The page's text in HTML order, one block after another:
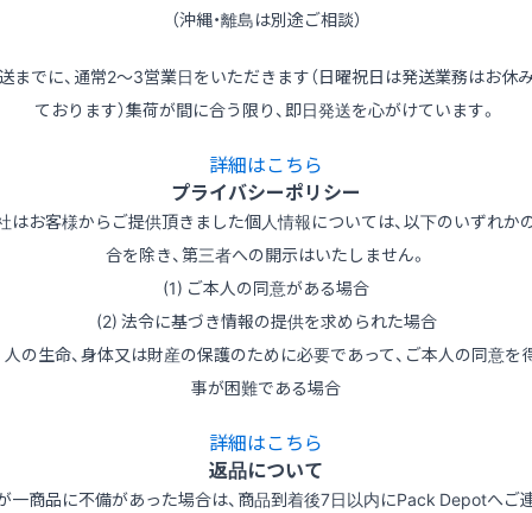
（沖縄・離島は別途ご相談）
までに、通常2～3営業日をいただきます（日曜祝日は発送業務はお休
ております）集荷が間に合う限り、即日発送を心がけています。
詳細はこちら
プライバシーポリシー
はお客様からご提供頂きました個人情報については、以下のいずれか
合を除き、第三者への開示はいたしません。
(1) ご本人の同意がある場合
(2) 法令に基づき情報の提供を求められた場合
の生命、身体又は財産の保護のために必要であって、ご本人の同意を
事が困難である場合
詳細はこちら
返品について
一商品に不備があった場合は、商品到着後7日以内にPack Depotへご